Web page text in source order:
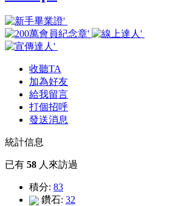
收聽TA
加為好友
給我留言
打個招呼
發送消息
統計信息
已有 58 人來訪過
積分: 83
鑽石: 32